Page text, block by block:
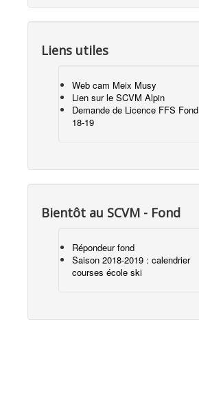
Liens utiles
Web cam Meix Musy
Lien sur le SCVM Alpin
Demande de Licence FFS Fond
18-19
Bientôt au SCVM - Fond
Répondeur fond
Saison 2018-2019 : calendrier
courses école ski